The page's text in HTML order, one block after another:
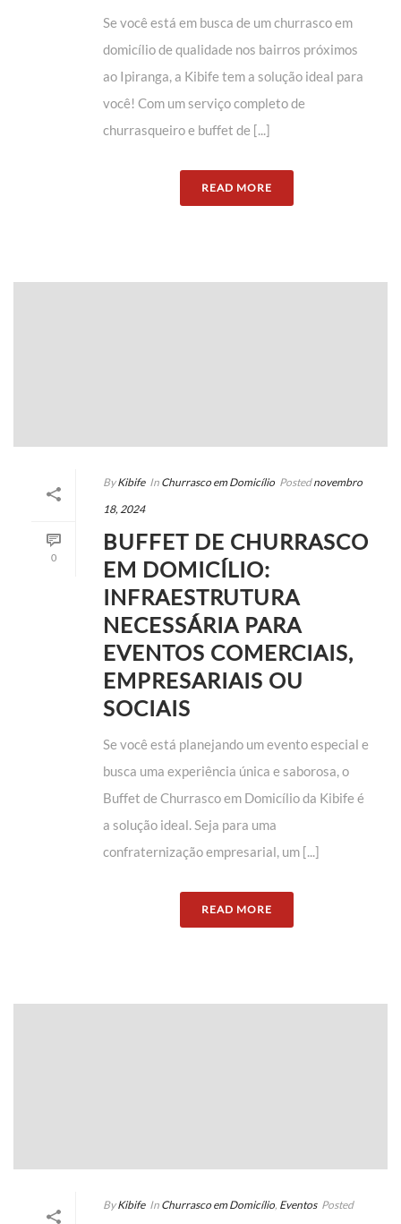
Se você está em busca de um churrasco em
domicílio de qualidade nos bairros próximos
ao Ipiranga, a Kibife tem a solução ideal para
você! Com um serviço completo de
churrasqueiro e buffet de [...]
READ MORE
0
By Kibife In Churrasco em Domicílio Posted novembro
18, 2024
BUFFET DE CHURRASCO
EM DOMICÍLIO:
INFRAESTRUTURA
NECESSÁRIA PARA
EVENTOS COMERCIAIS,
EMPRESARIAIS OU
SOCIAIS
Se você está planejando um evento especial e
busca uma experiência única e saborosa, o
Buffet de Churrasco em Domicílio da Kibife é
a solução ideal. Seja para uma
confraternização empresarial, um [...]
READ MORE
By Kibife In Churrasco em Domicílio, Eventos Posted